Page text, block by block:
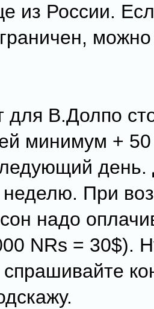
из России.
можно
для В.Долпо
минимум +
день.
При
надо
NRs = 30$).
спрашивайте